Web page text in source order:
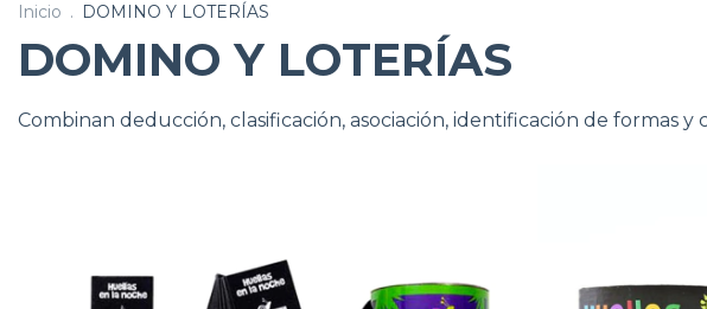
Inicio . DOMINO Y LOTERÍAS
DOMINO Y LOTERÍAS
Combinan deducción, clasificación, asociación, identificación de formas